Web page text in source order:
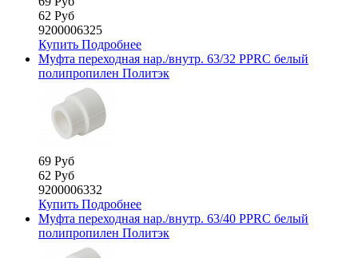
62 Руб
9200006325
Купить Подробнее
Муфта переходная нар./внутр. 63/32 PPRC белый
полипропилен Политэк
69 Руб
62 Руб
9200006332
Купить Подробнее
Муфта переходная нар./внутр. 63/40 PPRC белый
полипропилен Политэк